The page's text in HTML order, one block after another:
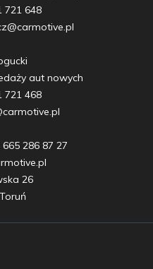
721 648
aut nowych
721 468
286 87 27
26